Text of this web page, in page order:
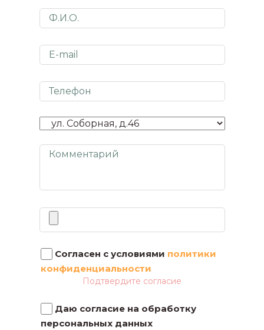
Согласен с условиями политики
конфиденциальности
Подтвердите согласие
Даю согласие на обработку
персональных данных